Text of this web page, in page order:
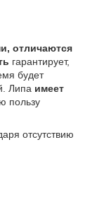
отличаются
гарантирует,
будет
Липа имеет
пользу
отсутствию